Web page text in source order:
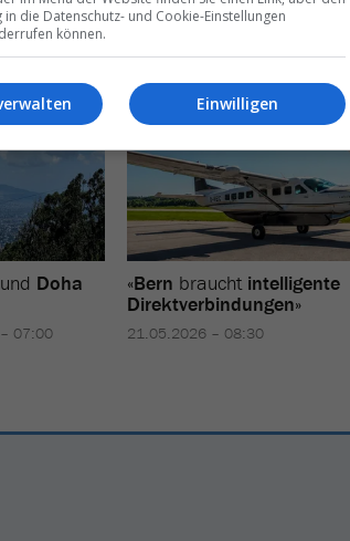
und Doha
07:00
«Bern braucht intelligente
Direktverbindungen»
21.05.2026 – 08:30
in die Datenschutz- und Cookie-Einstellungen
können.
Einwilligen